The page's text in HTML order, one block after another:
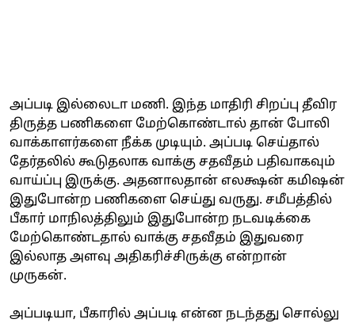
அப்படி இல்லைடா மணி. இந்த மாதிரி சிறப்பு தீவிர
திருத்த பணிகளை மேற்கொண்டால் தான் போலி
வாக்காளர்களை நீக்க முடியும். அப்படி செய்தால்
தேர்தலில் கூடுதலாக வாக்கு சதவீதம் பதிவாகவும்
வாய்ப்பு இருக்கு. அதனாலதான் எலக்ஷன் கமிஷன்
இதுபோன்ற பணிகளை செய்து வருது. சமீபத்தில்
பீகார் மாநிலத்திலும் இதுபோன்ற நடவடிக்கை
மேற்கொண்டதால் வாக்கு சதவீதம் இதுவரை
இல்லாத அளவு அதிகரிச்சிருக்கு என்றான்
முருகன்.
அப்படியா, பீகாரில் அப்படி என்ன நடந்தது சொல்லு